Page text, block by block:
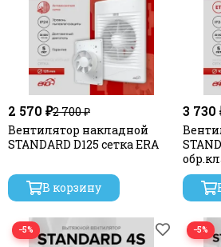
2 570 ₽2 700 ₽
Вентилятор накладной
STANDARD D125 сетка ERA
В корзину
3 730
−5% −5%